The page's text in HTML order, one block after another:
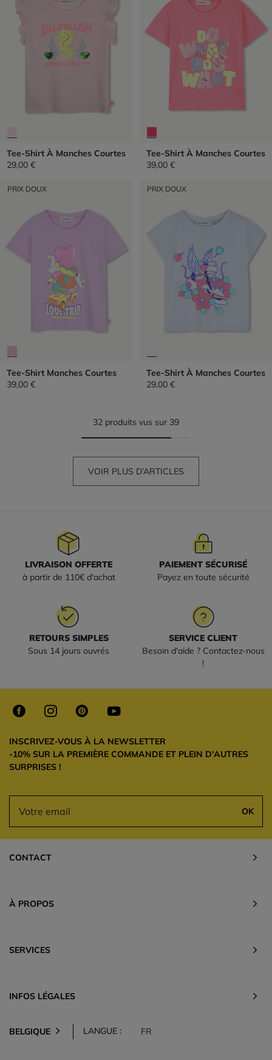
Tee-Shirt À Manches Courtes
29,00 €
Tee-Shirt À Manches Courtes
39,00 €
PRIX DOUX
Tee-Shirt Manches Courtes
39,00 €
PRIX DOUX
Tee-Shirt À Manches Courtes
29,00 €
32 produits vus sur 39
VOIR PLUS D’ARTICLES
LIVRAISON OFFERTE
à partir de 110€ d'achat
PAIEMENT SÉCURISÉ
Payez en toute sécurité
RETOURS SIMPLES
Sous 14 jours ouvrés
SERVICE CLIENT
Besoin d'aide ? Contactez-nous
!
INSCRIVEZ-VOUS À LA NEWSLETTER
-10% SUR LA PREMIÈRE COMMANDE ET PLEIN D'AUTRES
SURPRISES !
OK
CONTACT
À PROPOS
SERVICES
INFOS LÉGALES
BELGIQUE LANGUE : FR